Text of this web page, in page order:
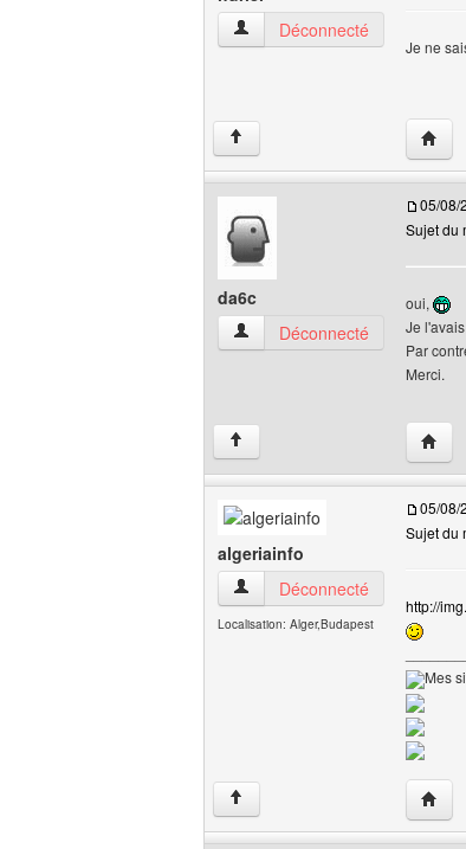
huriel Voir le profil de l'utilisateur
Déconnecté
Je ne
↑
da6c
da6c Voir le profil de l'utilisateur
Déconnecté
05/08/
Sujet du
oui,
Je
Par
Merci.
↑
algeriainfo
algeriainfo Voir le profil de
Déconnecté
Localisation: Alger,Budapest
05/08/
Sujet du
http://
Mes
↑